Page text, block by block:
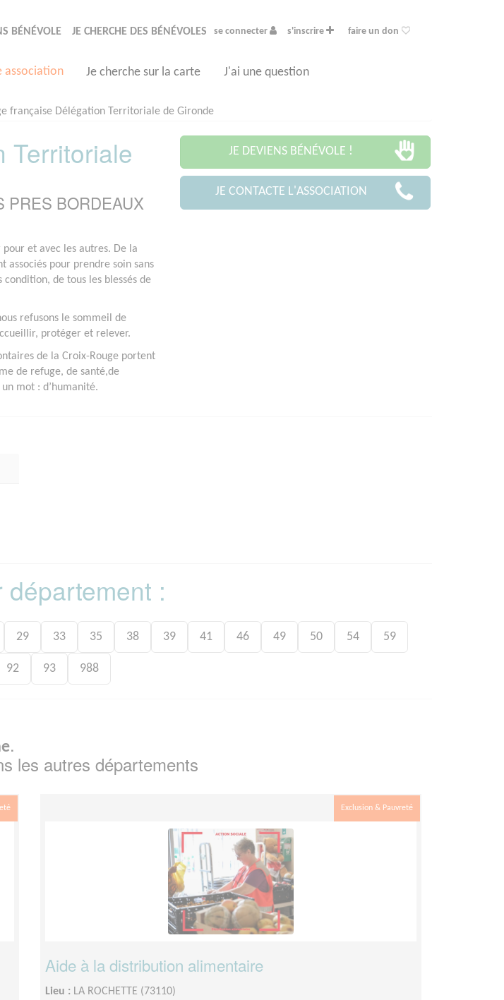
BÉNÉVOLE JE CHERCHE DES BÉNÉVOLES se connecter s'inscrire faire un don
association Je cherche sur la carte J'ai une question
française Délégation Territoriale de Gironde
Territoriale
PRES BORDEAUX
pour et avec les autres. De la
associés pour prendre soin sans
de tous les blessés de
refusons le sommeil de
protéger et relever.
de la Croix-Rouge portent
de refuge, de santé,de
mot : d’humanité.
JE DEVIENS BÉNÉVOLE !
JE CONTACTE L'ASSOCIATION
:
29 33 35 38 39 41 46 49 50 54 59
92 93 988
.
les autres départements
Exclusion & Pauvreté
Aide à la distribution alimentaire
Lieu : LA ROCHETTE (73110)